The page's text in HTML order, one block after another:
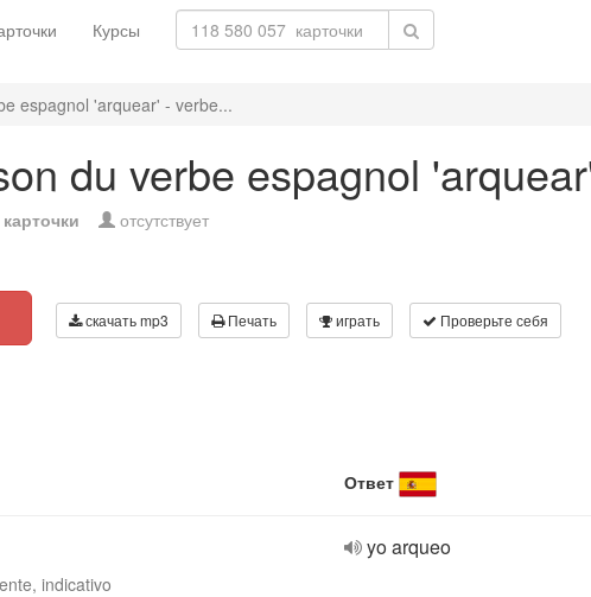
Курсы
espagnol 'arquear' - verbe...
du verbe espagnol
отсутствует
скачать mp3 Печать играть Проверьте себя
Ответ
indicativo
yo arqueo